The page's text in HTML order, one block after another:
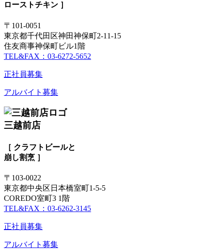
ローストチキン ］
〒101-0051
東京都千代田区神田神保町2-11-15
住友商事神保町ビル1階
TEL&FAX：03-6272-5652
正社員募集
アルバイト募集
三越前店
［ クラフトビールと
崩し割烹 ］
〒103-0022
東京都中央区日本橋室町1-5-5
COREDO室町3 1階
TEL&FAX：03-6262-3145
正社員募集
アルバイト募集